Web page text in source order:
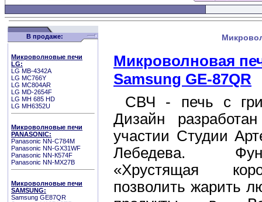
В продаже:
Микроволновые печи
LG:
LG MB-4342A
LG МС766Y
LG MC804AR
LG MD-2654F
LG MH 685 HD
LG MH6352U
Микроволновые печи
PANASONIC:
Panasonic NN-C784M
Panasonic NN-GX31WF
Panasonic NN-К574F
Panasonic NN-MX27B
Микроволновые печи
SAMSUNG:
Samsung GE87QR
Микроволновая
Samsung GE-87QR
СВЧ - печь с
Дизайн
участии Студии
Лебедева.
«Хрустящая
позволить жарить